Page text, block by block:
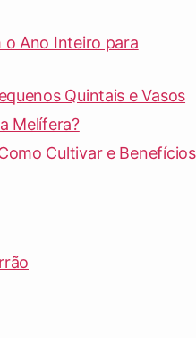
o Ano Inteiro para
Quintais e Vasos
Melífera?
Cultivar e Benefícios